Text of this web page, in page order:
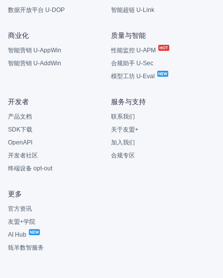
数据开放平台 U-DOP
智能超链 U-Link
商业化
智能营销 U-AppWin
智能营销 U-AddWin
质量与智能
性能监控 U-APM
合规助手 U-Sec
模型工坊 U-Eval
开发者
产品文档
SDK下载
OpenAPI
开发者社区
终端设备 opt-out
服务与支持
联系我们
关于友盟+
加入我们
合规专区
更多
官方资讯
友盟+学院
AI Hub
瓴羊数智服务